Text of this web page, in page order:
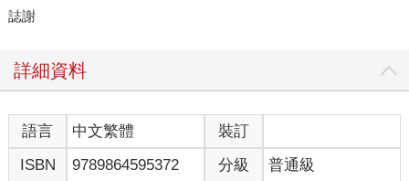
誌謝
詳細資料
語言 中文繁體
裝訂
ISBN
9789864595372 分級 普通級